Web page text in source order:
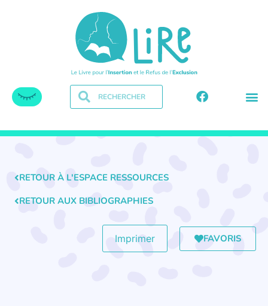
RETOUR À L'ESPACE RESSOURCES
RETOUR AUX BIBLIOGRAPHIES
Imprimer FAVORIS